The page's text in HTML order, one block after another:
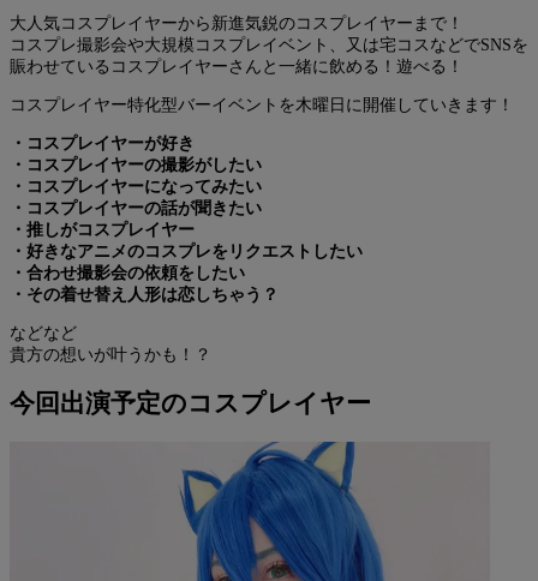
大人気コスプレイヤーから新進気鋭のコスプレイヤーまで！
コスプレ撮影会や大規模コスプレイベント、又は宅コスなどでSNSを
賑わせているコスプレイヤーさんと一緒に飲める！遊べる！
コスプレイヤー特化型バーイベントを木曜日に開催していきます！
・コスプレイヤーが好き
・コスプレイヤーの撮影がしたい
・コスプレイヤーになってみたい
・コスプレイヤーの話が聞きたい
・推しがコスプレイヤー
・好きなアニメのコスプレをリクエストしたい
・合わせ撮影会の依頼をしたい
・その着せ替え人形は恋しちゃう？
などなど
貴方の想いが叶うかも！？
今回出演予定のコスプレイヤー